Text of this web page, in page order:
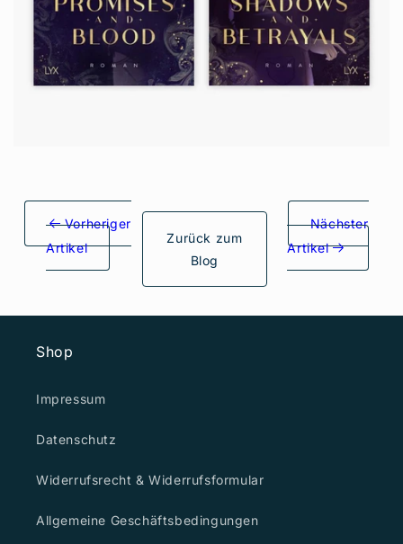
Vorheriger
Artikel
Zurück zum
Blog
Nächster
Artikel
Shop
Impressum
Datenschutz
Widerrufsrecht & Widerrufsformular
Allgemeine Geschäftsbedingungen